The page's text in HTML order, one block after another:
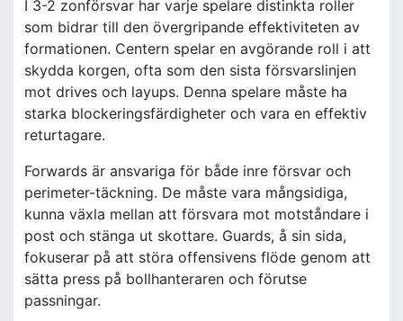
I 3-2 zonförsvar har varje spelare distinkta roller
som bidrar till den övergripande effektiviteten av
formationen. Centern spelar en avgörande roll i att
skydda korgen, ofta som den sista försvarslinjen
mot drives och layups. Denna spelare måste ha
starka blockeringsfärdigheter och vara en effektiv
returtagare.
Forwards är ansvariga för både inre försvar och
perimeter-täckning. De måste vara mångsidiga,
kunna växla mellan att försvara mot motståndare i
post och stänga ut skottare. Guards, å sin sida,
fokuserar på att störa offensivens flöde genom att
sätta press på bollhanteraren och förutse
passningar.